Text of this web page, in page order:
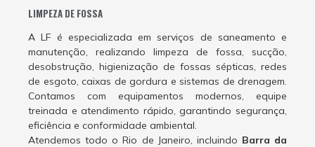
LIMPEZA DE FOSSA
A LF é especializada em serviços de saneamento e
manutenção, realizando limpeza de fossa, sucção,
desobstrução, higienização de fossas sépticas, redes
de esgoto, caixas de gordura e sistemas de drenagem.
Contamos com equipamentos modernos, equipe
treinada e atendimento rápido, garantindo segurança,
eficiência e conformidade ambiental.
Atendemos todo o Rio de Janeiro, incluindo Barra da